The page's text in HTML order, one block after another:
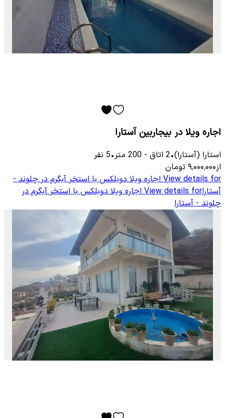
اجاره ویلا در بیجاربین آستارا
استارا (آستارا)•
2 اتاق -
200 متر•
5 نفر
از۹٬۰۰۰٬۰۰۰ تومان
View details for اجاره ویلا دوبلکس با استخر آبگرم در چلوند -
آستاراView details for اجاره ویلا دوبلکس با استخر آبگرم در
چلوند - آستارا